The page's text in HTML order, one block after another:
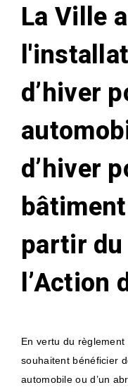
La Ville
d’hiver
d’hiver
partir du
l’Action
En vertu du règlement
souhaitent bénéficier
automobile ou d’un